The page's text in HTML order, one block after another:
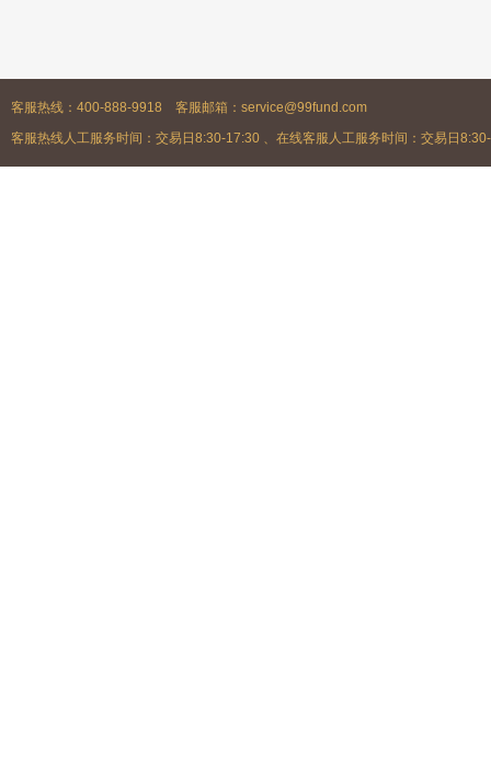
客服热线：400-888-9918 客服邮箱：service@99fund.com
客服热线人工服务时间：交易日8:30-17:30 、在线客服人工服务时间：交易日